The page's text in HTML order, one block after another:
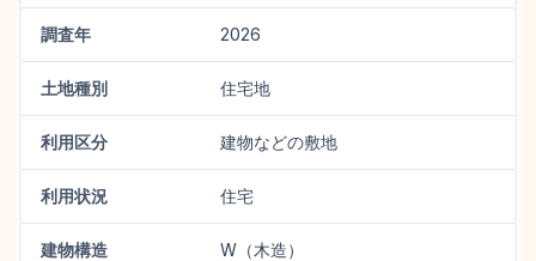
調査年 2026
土地種別 住宅地
利用区分 建物などの敷地
利用状況 住宅
建物構造 W（木造）